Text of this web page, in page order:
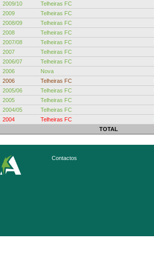
2009/10
Telheiras FC
2009
Telheiras FC
2008/09
Telheiras FC
2008
Telheiras FC
2007/08
Telheiras FC
2007
Telheiras FC
2006/07
Telheiras FC
2006
Nova
2006
Telheiras FC
2005/06
Telheiras FC
2005
Telheiras FC
2004/05
Telheiras FC
2004
Telheiras FC
TOTAL
Contactos